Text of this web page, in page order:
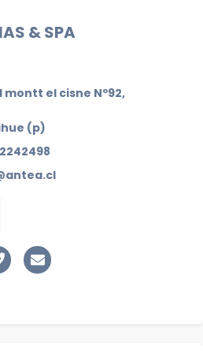
& SPA
montt el cisne Nº92,
(p)